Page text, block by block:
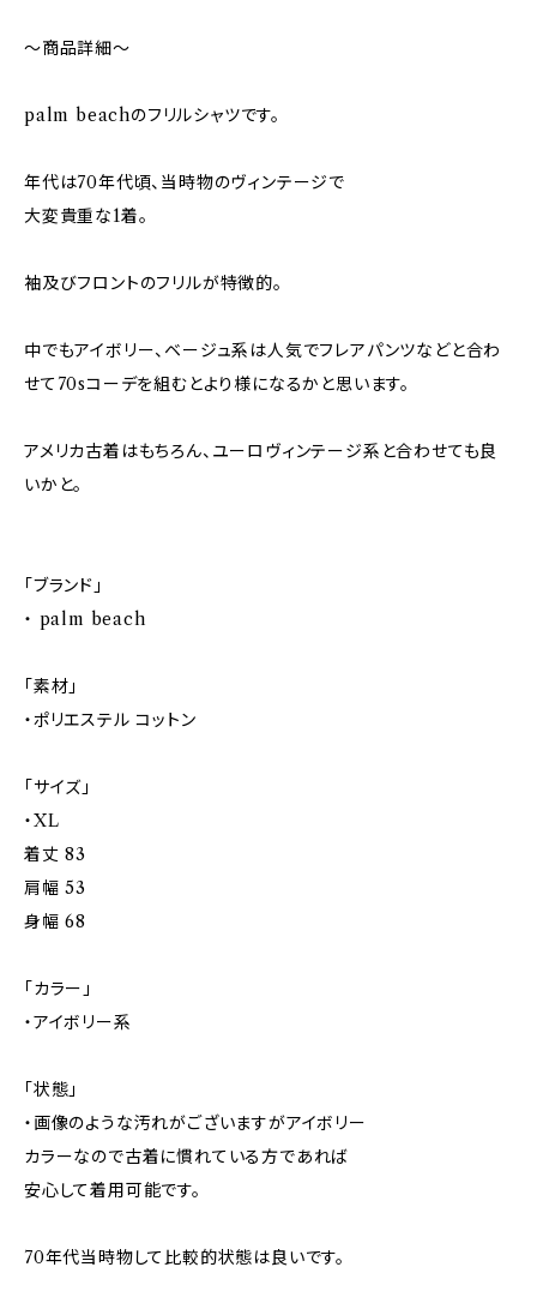
～商品詳細～
palm beachのフリルシャツです。
年代は70年代頃、当時物のヴィンテージで
大変貴重な1着。
袖及びフロントのフリルが特徴的。
中でもアイボリー、ベージュ系は人気でフレアパンツなどと合わ
せて70sコーデを組むとより様になるかと思います。
アメリカ古着はもちろん、ユーロヴィンテージ系と合わせても良
いかと。
「ブランド」
・ palm beach
「素材」
・ポリエステル コットン
「サイズ」
・XL
着丈 83
肩幅 53
身幅 68
「カラー」
・アイボリー系
「状態」
・画像のような汚れがございますがアイボリー
カラーなので古着に慣れている方であれば
安心して着用可能です。
70年代当時物して比較的状態は良いです。